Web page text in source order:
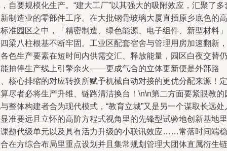
自要规模化生产。“建大工厂”以其强大的吸附效应，汇聚了多
制造业的零部件工序。在大批钢骨玻璃大厦直插原乡底色的高
准园区之中，「精密制造、绿色能源、电子组件、新型材料」
梁八柱根基不断牢固。工业区配套宿舍与管理用房加速翻新，
色生产要素在短时间内供需交汇、释放能量，园区白夜交替仍
抽停生产线上引擎余火——更成气合的立体更新便是外部路
核心排缩的对应转换所赋予机械自动对接的更优分配来源！定
尽者必将生产升维、链路清洁换台！\n\n第二方面要紧眼教的
整体构建者合为现代模式，“教育立城”又是另一个谋取长远处
准要远且立怀的高阶方程式视角里的先锋型试验地创新基地里
题代级单元以及具有活力升级的小联讯效应……常落时间端稳
在方综合布局里重点设划并且集常规划管理大团体直属衍生链